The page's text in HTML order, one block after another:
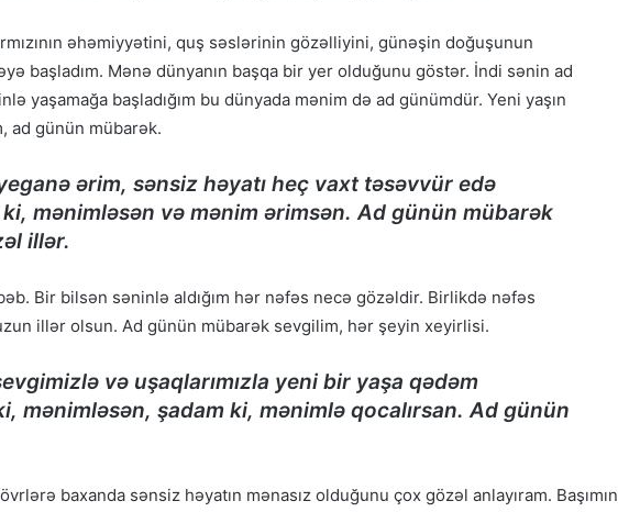
əhəmiyyətini, quş səslərinin gözəlliyini, günəşin doğuşunun
başladım. Mənə dünyanın başqa bir yer olduğunu göstər. İndi sənin ad
yaşamağa başladığım bu dünyada mənim də ad günümdür. Yeni yaşın
ad günün mübarək.
ərim, sənsiz həyatı heç vaxt təsəvvür edə
ki, mənimləsən və mənim ərimsən. Ad günün mübarək
illər.
Bir bilsən səninlə aldığım hər nəfəs necə gözəldir. Birlikdə nəfəs
illər olsun. Ad günün mübarək sevgilim, hər şeyin xeyirlisi.
və uşaqlarımızla yeni bir yaşa qədəm
mənimləsən, şadam ki, mənimlə qocalırsan. Ad günün
baxanda sənsiz həyatın mənasız olduğunu çox gözəl anlayıram. Başımın